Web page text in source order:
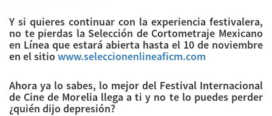
Y si quieres continuar con la experiencia festivalera,
no te pierdas la Selección de Cortometraje Mexicano
en Línea que estará abierta hasta el 10 de noviembre
en el sitio www.seleccionenlineaficm.com
Ahora ya lo sabes, lo mejor del Festival Internacional
de Cine de Morelia llega a ti y no te lo puedes perder
¿quién dijo depresión?